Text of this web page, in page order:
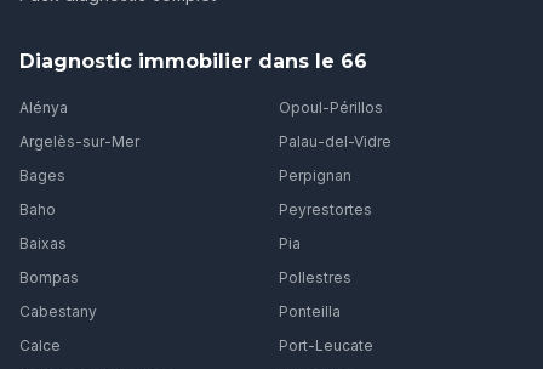
Diagnostic immobilier dans le 66
Alénya
Argelès-sur-Mer
Bages
Baho
Baixas
Bompas
Cabestany
Calce
Opoul-Périllos
Palau-del-Vidre
Perpignan
Peyrestortes
Pia
Pollestres
Ponteilla
Port-Leucate